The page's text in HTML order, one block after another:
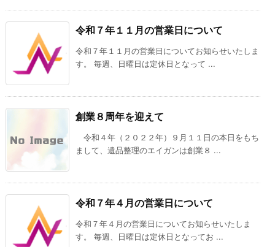
令和７年１１月の営業日について
令和７年１１月の営業日についてお知らせいたしま
す。 毎週、日曜日は定休日となって ...
創業８周年を迎えて
令和４年（２０２２年）９月１１日の本日をもち
まして、遺品整理のエイガンは創業８ ...
令和７年４月の営業日について
令和７年４月の営業日についてお知らせいたしま
す。 毎週、日曜日は定休日となってお ...